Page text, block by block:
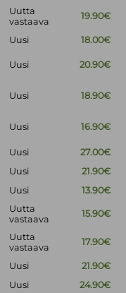
Uutta
vastaava
19.90€
Uusi
18.00€
Uusi 20.90€
Uusi 18.90€
Uusi 16.90€
Uusi
27.00€
Uusi
21.90€
Uusi 13.90€
Uutta
vastaava
15.90€
Uutta
vastaava
17.90€
Uusi
21.90€
Uusi
24.90€